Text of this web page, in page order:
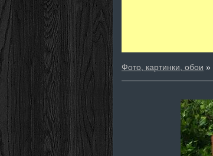
Фото, картинки, обои »